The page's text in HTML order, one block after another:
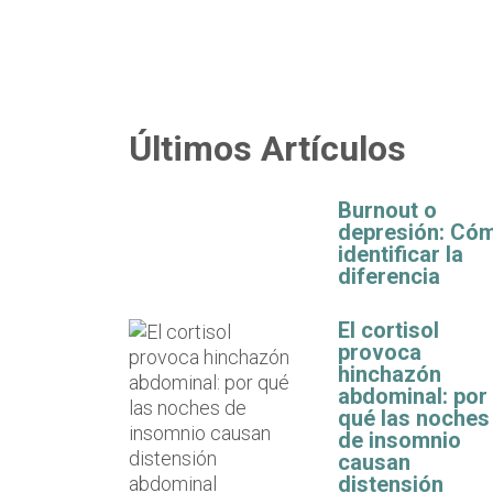
Últimos Artículos
Burnout o
depresión:
identificar la
diferencia
El cortisol
provoca
hinchazón
abdominal: por
qué las noches
de insomnio
causan
distensión